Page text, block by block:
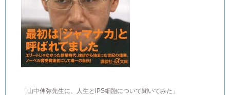
「山中伸弥先生に、人生とiPS細胞について聞いてみた」